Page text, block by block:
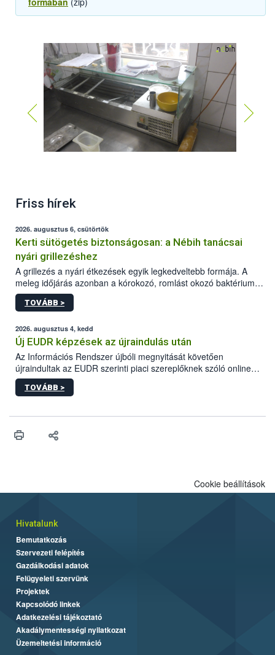
Friss hírek
2026. augusztus 6, csütörtök
Kerti sütögetés biztonságosan: a Nébih tanácsai
nyári grillezéshez
A grillezés a nyári étkezések egyik legkedveltebb formája. A
meleg időjárás azonban a kórokozó, romlást okozó baktériumok
gyorsabb szaporodásának is kedvez. A szabadtéri sütögetés
ezért nem csupán a megfelelő sütési technikáról szól: legalább
higiéniai szabályok betartása, a megfelelő hőkezelés, valamint a
maradékok szakszerű tárolása. A Nemzeti Élelmiszerlánc-
biztonsági Hivatal (Nébih) Oktatási Programja összegyűjtötte a
biztonságos grillezés legfontosabb tudnivalóit.
TOVÁBB >
2026. augusztus 4, kedd
Új EUDR képzések az újraindulás után
Az Információs Rendszer újbóli megnyitását követően
újraindultak az EUDR szerinti piaci szereplőknek szóló online
képzések.
TOVÁBB >
Cookie beállítások
Hivatalunk
Bemutatkozás
Szervezeti felépítés
Gazdálkodási adatok
Felügyeleti szervünk
Projektek
Kapcsolódó linkek
Adatkezelési tájékoztató
Akadálymentességi nyilatkozat
Üzemeltetési információ